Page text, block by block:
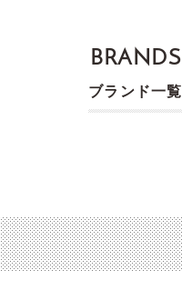
BRANDS
ブランド一覧